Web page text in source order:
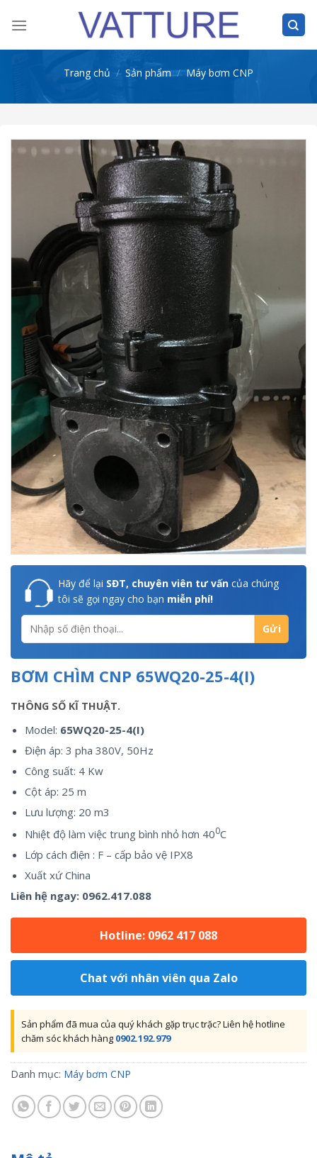
Trang chủ / Sản phẩm / Máy bơm CNP
Hãy để lại SĐT, chuyên viên tư vấn của chúng
tôi sẽ gọi ngay cho bạn miễn phí!
BƠM CHÌM CNP 65WQ20-25-4(I)
THÔNG SỐ KĨ THUẬT.
Model: 65WQ20-25-4(I)
Điện áp: 3 pha 380V, 50Hz
Công suất: 4 Kw
Cột áp: 25 m
Lưu lượng: 20 m3
Nhiệt độ làm việc trung bình nhỏ hơn 400C
Lớp cách điện : F – cấp bảo vệ IPX8
Xuất xứ China
Liên hệ ngay: 0962.417.088
Hotline: 0962 417 088
Chat với nhân viên qua Zalo
Sản phẩm đã mua của quý khách gặp trục trặc? Liên hệ hotline
chăm sóc khách hàng 0902.192.979
Danh mục: Máy bơm CNP